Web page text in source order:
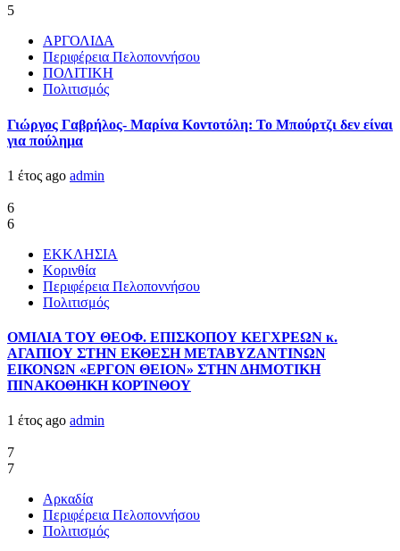
5
ΑΡΓΟΛΙΔΑ
Περιφέρεια Πελοποννήσου
ΠΟΛΙΤΙΚΗ
Πολιτισμός
Γιώργος Γαβρήλος- Μαρίνα Κοντοτόλη: Το Μπούρτζι δεν είναι
για πούλημα
1 έτος ago admin
6
6
ΕΚΚΛΗΣΙΑ
Κορινθία
Περιφέρεια Πελοποννήσου
Πολιτισμός
ΟΜΙΛΙΑ ΤΟΥ ΘΕΟΦ. ΕΠΙΣΚΟΠΟΥ ΚΕΓΧΡΕΩΝ κ.
ΑΓΑΠΙΟΥ ΣΤΗΝ ΕΚΘΕΣΗ ΜΕΤΑΒΥΖΑΝΤΙΝΩΝ
ΕΙΚΟΝΩΝ «ΕΡΓΟΝ ΘΕΙΟΝ» ΣΤΗΝ ΔΗΜΟΤΙΚΗ
ΠΙΝΑΚΟΘΗΚΗ ΚΟΡΊΝΘΟΥ
1 έτος ago admin
7
7
Αρκαδία
Περιφέρεια Πελοποννήσου
Πολιτισμός